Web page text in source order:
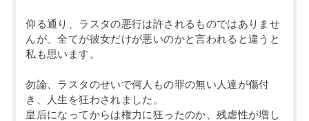
仰る通り、ラスタの悪行は許されるものではありませ
んが、全てが彼女だけが悪いのかと言われると違うと
私も思います。
勿論、ラスタのせいで何人もの罪の無い人達が傷付
き、人生を狂わされました。
皇后になってからは権力に狂ったのか、残虐性が増し